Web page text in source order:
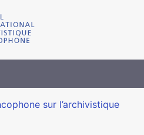
sur l’archivistique